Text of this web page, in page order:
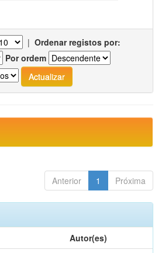
| Ordenar registos por:
Por ordem
Anterior 1 Próxima
Autor(es)